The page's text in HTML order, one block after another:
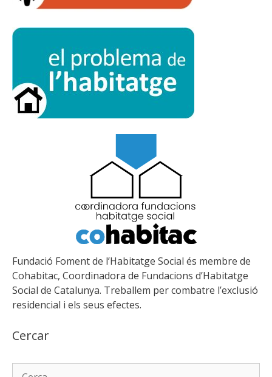
Fundació Foment de l’Habitatge Social és membre de
Cohabitac, Coordinadora de Fundacions d’Habitatge
Social de Catalunya. Treballem per combatre l’exclusió
residencial i els seus efectes.
Cercar